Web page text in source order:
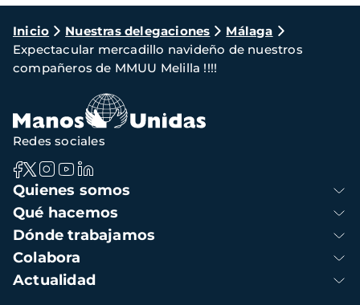
Ruta
de
navegación
Inicio Nuestras delegaciones
Málaga
Expectacular mercadillo navideño de nuestros
compañeros de MMUU Melilla !!!!
Navegación
principal
Quienes somos
Qué hacemos
Dónde trabajamos
Colabora
Actualidad
Redes sociales